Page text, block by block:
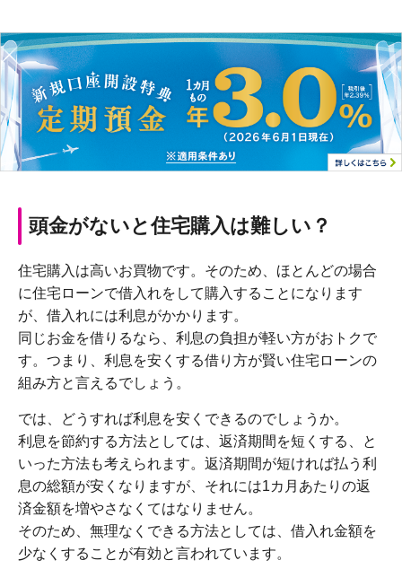
頭金がないと住宅購入は難しい？
住宅購入は高いお買物です。そのため、ほとんどの場合
に住宅ローンで借入れをして購入することになります
が、借入れには利息がかかります。
同じお金を借りるなら、利息の負担が軽い方がおトクで
す。つまり、利息を安くする借り方が賢い住宅ローンの
組み方と言えるでしょう。
では、どうすれば利息を安くできるのでしょうか。
利息を節約する方法としては、返済期間を短くする、と
いった方法も考えられます。返済期間が短ければ払う利
息の総額が安くなりますが、それには1カ月あたりの返
済金額を増やさなくてはなりません。
そのため、無理なくできる方法としては、借入れ金額を
少なくすることが有効と言われています。